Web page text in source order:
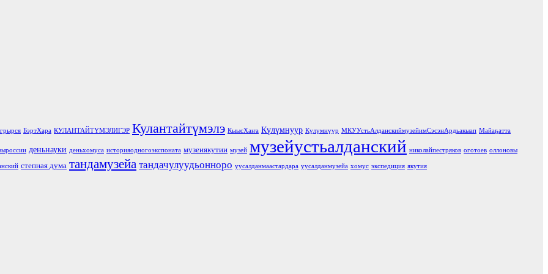
БэртХара КУЛАНТАЙТҮМЭЛИГЭР Кулантайтүмэлэ КыысХаҥа Күлүмнуур Күлүмнүүр МКУУстьАлданскиймузейимСэсэнАрдьакыап Майаҕатта
деньнауки деньхомуса историяодногоэкспоната музеиякутии музей музейустьалданский николайпестряков оготоев оллоновы
степная дума тандамузейа тандачулуудьонноро уусалданмаастардара уусалданмузейа хомус экспедиция якутия